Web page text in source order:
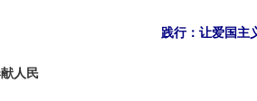
践行：让爱国主
人民